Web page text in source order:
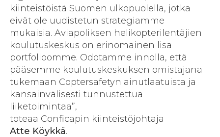
kiinteistöistä Suomen ulkopuolella, jotka
eivät ole uudistetun strategiamme
mukaisia. Aviapoliksen helikopterilentäjien
koulutuskeskus on erinomainen lisä
portfolioomme. Odotamme innolla, että
pääsemme koulutuskeskuksen omistajana
tukemaan Coptersafetyn ainutlaatuista ja
kansainvälisesti tunnustettua
liiketoimintaa”,
toteaa Conficapin kiinteistöjohtaja
Atte Köykkä.